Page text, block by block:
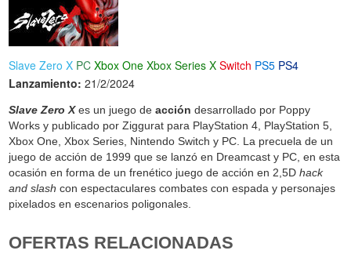
Slave Zero X PC Xbox One Xbox Series X Switch PS5 PS4
Lanzamiento: 21/2/2024
Slave Zero Xes un juego deacción desarrollado por Poppy
Works y publicado por Ziggurat para PlayStation 4, PlayStation 5,
Xbox One, Xbox Series, Nintendo Switch y PC. La precuela de un
juego de acción de 1999 que se lanzó en Dreamcast y PC, en esta
ocasión en forma de un frenético juego de acción en 2,5Dhack
and slash con espectaculares combates con espada y personajes
pixelados en escenarios poligonales.
OFERTAS RELACIONADAS